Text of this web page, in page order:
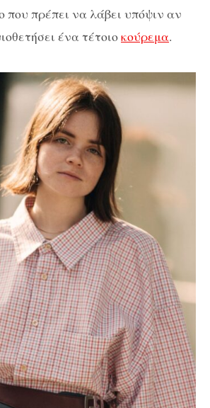
που πρέπει να λάβει υπόψιν αν
ένα τέτοιοκούρεμα.